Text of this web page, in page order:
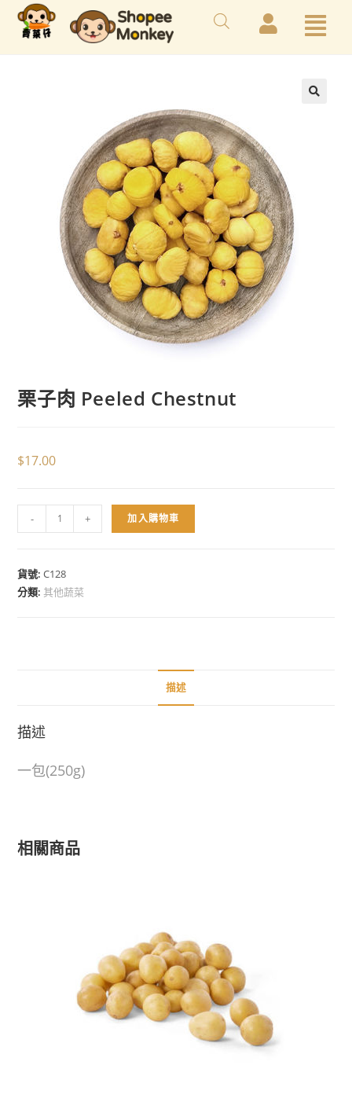
栗子肉 Peeled Chestnut
$17.00
- + 加入購物車
貨號:C128
分類:其他蔬菜
描述
描述
一包(250g)
相關商品